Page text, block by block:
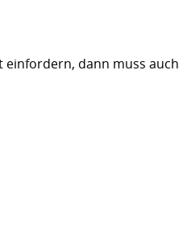
einfordern, dann muss auch